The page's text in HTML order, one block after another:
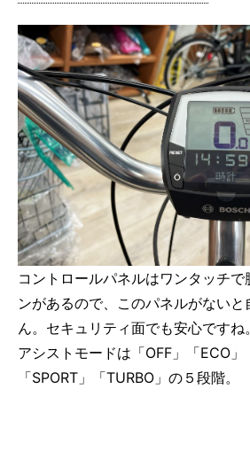
コントロールパネルはワンタッチ
ンがあるので、このパネルがない
ん。セキュリティ面でも安心ですね
アシストモードは「OFF」「ECO」
「SPORT」「TURBO」の５段階。